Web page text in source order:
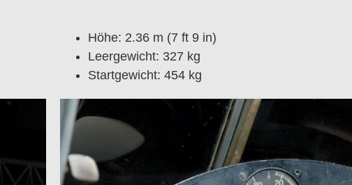
Höhe: 2.36 m (7 ft 9 in)
Leergewicht: 327 kg
Startgewicht: 454 kg